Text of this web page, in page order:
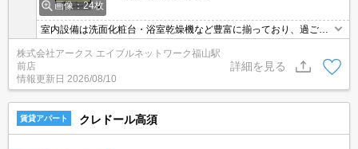
画像：24枚
室内設備は洗面化粧台・浴室乾燥機など豊富に揃っており、過ごし
ン・オートロックなど充実しているので、防犯対策もばっちりで
す。宅配ボックスに荷物を預けられるので、配達時間に家で直接対
応する必要はなく外出中や仕事中に時間を気にする必要はありませ
ん。
株式会社アークス エイブルネットワーク福山駅
前店
情報更新日 2026/08/10
詳細を見る
賃貸アパート クレドール高須